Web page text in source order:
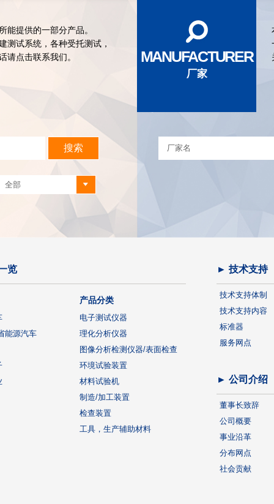
提供的一部分产品。
测试系统，各种受托测试，
请点击联系我们。
MANUFACTURER
厂家
览
能源汽车
产品分类
电子测试仪器
理化分析仪器
图像分析检测仪器/表面检查
环境试验装置
材料试验机
制造/加工装置
检查装置
工具，生产辅助材料
► 技术支持
技术支持体制
技术支持内容
标准器
服务网点
► 公司介绍
董事长致辞
公司概要
事业沿革
分布网点
社会贡献